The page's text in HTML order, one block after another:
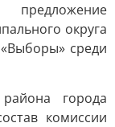
округа
среди
города
комиссии